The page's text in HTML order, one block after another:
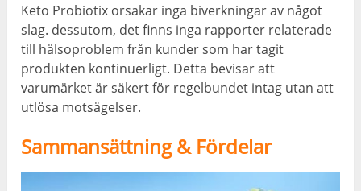
Keto Probiotix orsakar inga biverkningar av något
slag. dessutom, det finns inga rapporter relaterade
till hälsoproblem från kunder som har tagit
produkten kontinuerligt. Detta bevisar att
varumärket är säkert för regelbundet intag utan att
utlösa motsägelser.
Sammansättning & Fördelar